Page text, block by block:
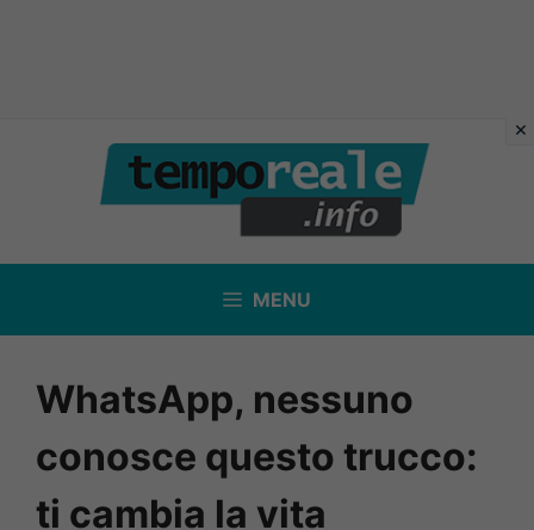
contenuto
MENU
WhatsApp, nessuno
conosce questo trucco:
ti cambia la vita